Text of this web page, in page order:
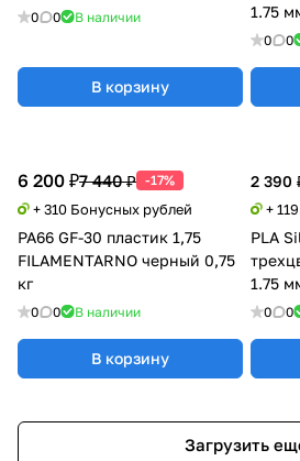
0 0 В наличии
В корзину
1.75
0 0
6 200 ₽7 440 ₽ -17%
+ 310 Бонусных рублей
PA66 GF-30 пластик 1,75
FILAMENTARNO черный 0,75
кг
0 0 В наличии
В корзину
2 390
+
PLA
1.75
0 0
Загрузить